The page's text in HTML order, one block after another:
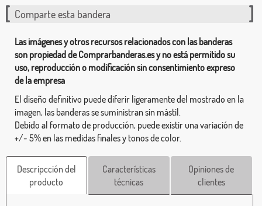
Comparte esta bandera
Las imágenes y otros recursos relacionados con las banderas
son propiedad de Comprarbanderas.es y no está permitido su
uso, reproducción o modificación sin consentimiento expreso
de la empresa
El diseño definitivo puede diferir ligeramente del mostrado en la
imagen, las banderas se suministran sin mástil.
Debido al formato de producción, puede existir una variación de
+/- 5% en las medidas finales y tonos de color.
Descripcción del
producto
Características
técnicas
Opiniones de
clientes